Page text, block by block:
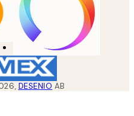
, DESENIO AB